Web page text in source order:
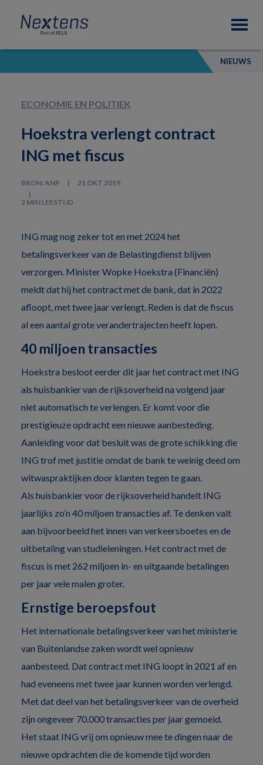
primary
navigation
content
footer
Nextens
Fiscaal
partner
van
NIEUWS
ECONOMIE EN POLITIEK
Hoekstra verlengt contract
ING met fiscus
BRON: ANP 21 OKT 2019
2 MIN LEESTIJD
ING mag nog zeker tot en met 2024 het
betalingsverkeer van de Belastingdienst blijven
verzorgen. Minister Wopke Hoekstra (Financiën)
meldt dat hij het contract met de bank, dat in 2022
afloopt, met twee jaar verlengt. Reden is dat de fiscus
al een aantal grote verandertrajecten heeft lopen.
40 miljoen transacties
Hoekstra besloot eerder dit jaar het contract met ING
als huisbankier van de rijksoverheid na volgend jaar
niet automatisch te verlengen. Er komt voor die
prestigieuze opdracht een nieuwe aanbesteding.
Aanleiding voor dat besluit was de grote schikking die
ING trof met justitie omdat de bank te weinig deed om
witwaspraktijken door klanten tegen te gaan.
Als huisbankier voor de rijksoverheid handelt ING
jaarlijks zo’n 40 miljoen transacties af. Te denken valt
aan bijvoorbeeld het innen van verkeersboetes en de
uitbetaling van studieleningen. Het contract met de
fiscus is met 262 miljoen in- en uitgaande betalingen
per jaar vele malen groter.
Ernstige beroepsfout
Het internationale betalingsverkeer van het ministerie
van Buitenlandse zaken wordt wel opnieuw
aanbesteed. Dat contract met ING loopt in 2021 af en
had eveneens met twee jaar kunnen worden verlengd.
Met dat deel van het betalingsverkeer van de overheid
zijn ongeveer 70.000 transacties per jaar gemoeid.
Het staat ING vrij om opnieuw mee te dingen naar de
nieuwe opdrachten die de komende tijd worden